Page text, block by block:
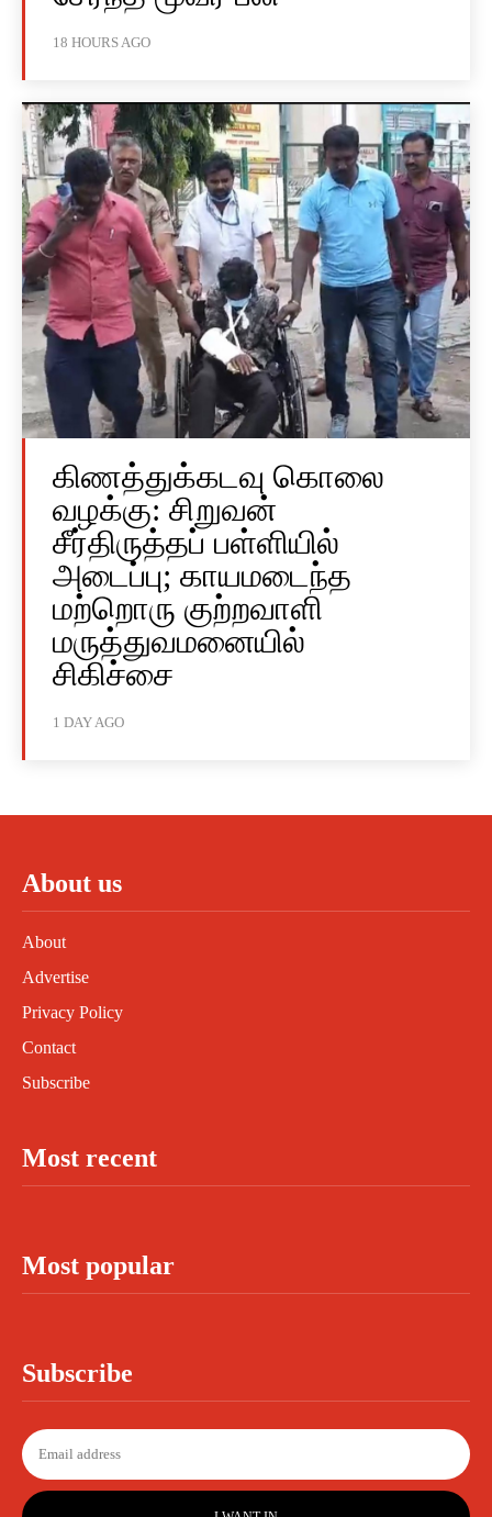
18 HOURS AGO
கிணத்துக்கடவு கொலை
வழக்கு: சிறுவன்
சீர்திருத்தப் பள்ளியில்
அடைப்பு; காயமடைந்த
மற்றொரு குற்றவாளி
மருத்துவமனையில்
சிகிச்சை
1 DAY AGO
About us
About
Advertise
Privacy Policy
Contact
Subscribe
Most recent
Most popular
Subscribe